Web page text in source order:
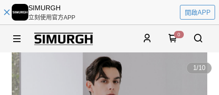
SIMURGH
立刻使用官方APP
開啟APP
0
1/10